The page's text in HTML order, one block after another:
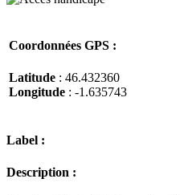
Coordonnées GPS :
Latitude : 46.432360
Longitude : -1.635743
Label :
Description :